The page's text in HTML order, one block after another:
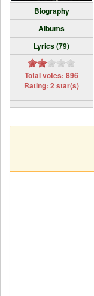
Biography
Albums
Lyrics (79)
Total votes: 896
Rating: 2 star(s)